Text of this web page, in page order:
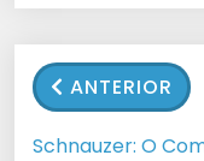
ANTERIOR
Schnauzer: O